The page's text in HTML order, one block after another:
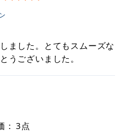
ました。とてもスムーズな
うございました。
： 3点